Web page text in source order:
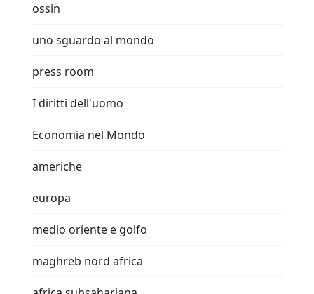
ossin
uno sguardo al mondo
press room
I diritti dell'uomo
Economia nel Mondo
americhe
europa
medio oriente e golfo
maghreb nord africa